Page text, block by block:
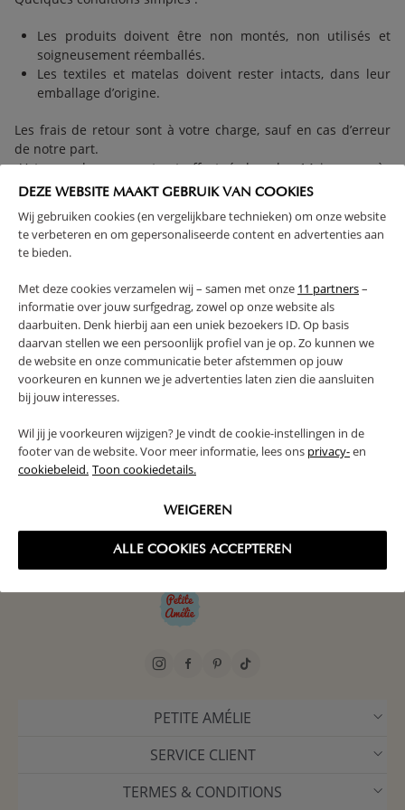
DEZE WEBSITE MAAKT GEBRUIK VAN COOKIES
Wij gebruiken cookies (en vergelijkbare technieken) om onze website
te verbeteren en om gepersonaliseerde content en advertenties aan
te bieden.
Met deze cookies verzamelen wij – samen met onze 11 partners–
informatie over jouw surfgedrag, zowel op onze website als
daarbuiten. Denk hierbij aan een uniek bezoekers ID. Op basis
daarvan stellen we een persoonlijk profiel van je op. Zo kunnen we
de website en onze communicatie beter afstemmen op jouw
voorkeuren en kunnen we je advertenties laten zien die aansluiten
bij jouw interesses.
Wil jij je voorkeuren wijzigen? Je vindt de cookie-instellingen in de
footer van de website. Voor meer informatie, lees ons privacy-en
cookiebeleid. Toon cookiedetails.
WEIGEREN
ALLE COOKIES ACCEPTEREN
Les produits doivent être non montés, non utilisés et
soigneusement réemballés.
Les textiles et matelas doivent rester intacts, dans leur
emballage d’origine.
Les frais de retour sont à votre charge, sauf en cas d’erreur
de notre part.
Votre remboursement est effectué dans les 14 jours après
réception ou preuve d’envoi.
→En savoir plus sur la procédure de retour
RETOUR FAQ
NEWSLETTER
Rejoignez notre communauté pour profiter de nos offres spéciales
et ne rien rater de nos nouveautés. Inscrivez-vous et tentez de
JE M'INSCRIS
PETITE AMÉLIE
SERVICE CLIENT
TERMES & CONDITIONS